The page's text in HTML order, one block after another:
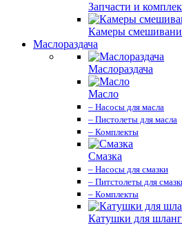
Запчасти и
Камеры
Маслораздача
Маслораздача
Масло
– Насосы для масла
– Пистолеты для масла
– Комплекты
Смазка
– Насосы для смазки
– Питстолеты для
– Комплекты
Катушки для